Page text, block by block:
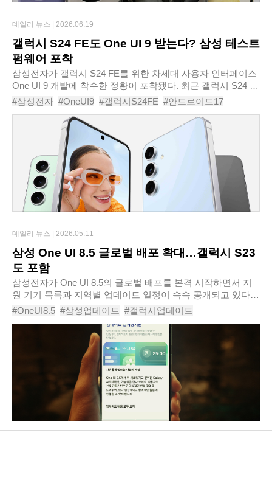
갤럭시 S24 FE도 One UI 9 받는다? 삼성 테스트
펌웨어 포착
삼성전자가 갤럭시 S24 FE를 위한 차세대 사용자 인터페이스
One UI 9 개발에 착수한 정황이 포착됐다. 최근 갤럭시 S24 시
리즈와 일부 중급형 모델에서 관련 테스트 펌웨어가 발견된 데
이어 갤럭시 S24 FE까지 개발 대상에..
#삼성전자 #OneUI9 #갤럭시S24FE #안드로이드17
#삼성업데이트 #갤럭시S24 #OneUI테스트
#갤럭시업데이트
#삼성소프트웨어 #모바일OS업데이트
데일리 뉴스 | 2026.06.19
삼성 One UI 8.5 글로벌 배포 확대…갤럭시 S23
도 포함
삼성전자가 One UI 8.5의 글로벌 배포를 본격 시작하면서 지
원 기기 목록과 지역별 업데이트 일정이 속속 공개되고 있다.
이번 업데이트는 안드로이드 16 기반으로 개발됐으며, 갤럭시
AI 기능 강화와 디자인 개편, 연결성 향..
#OneUI8.5 #삼성업데이트 #갤럭시업데이트
#OneUI85지원기기 #갤럭시S25 #갤럭시S24 #갤럭시AI
#안드로이드16 #OneUI85롤아웃
데일리 뉴스 | 2026.05.11